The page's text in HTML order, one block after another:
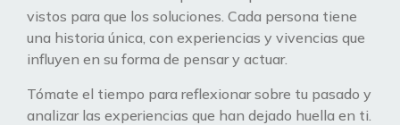
vistos para que los soluciones. Cada persona tiene
una historia única, con experiencias y vivencias que
influyen en su forma de pensar y actuar.
Tómate el tiempo para reflexionar sobre tu pasado y
analizar las experiencias que han dejado huella en ti.